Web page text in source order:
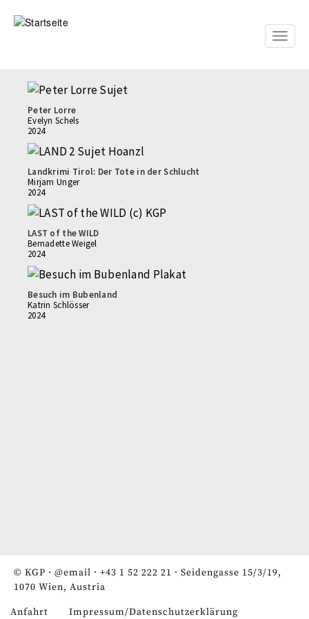
zum
Toggle
Peter Lorre
Evelyn Schels
2024
Landkrimi Tirol: Der Tote in der Schlucht
Mirjam Unger
2024
LAST of the WILD
Bernadette Weigel
2024
Besuch im Bubenland
Katrin Schlösser
2024
© KGP · @email · +43 1 52 222 21 · Seidengasse 15/3/19,
1070 Wien, Austria
Anfahrt Impressum/Datenschutzerklärung